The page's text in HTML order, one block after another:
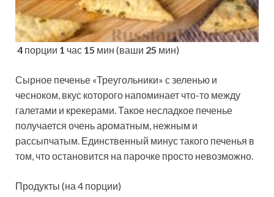
4 порции 1 час 15 мин (ваши 25 мин)
Сырное печенье «Треугольники» с зеленью и
чесноком, вкус которого напоминает что-то между
галетами и крекерами. Такое несладкое печенье
получается очень ароматным, нежным и
рассыпчатым. Единственный минус такого печенья в
том, что остановится на парочке просто невозможно.
Продукты (на 4 порции)